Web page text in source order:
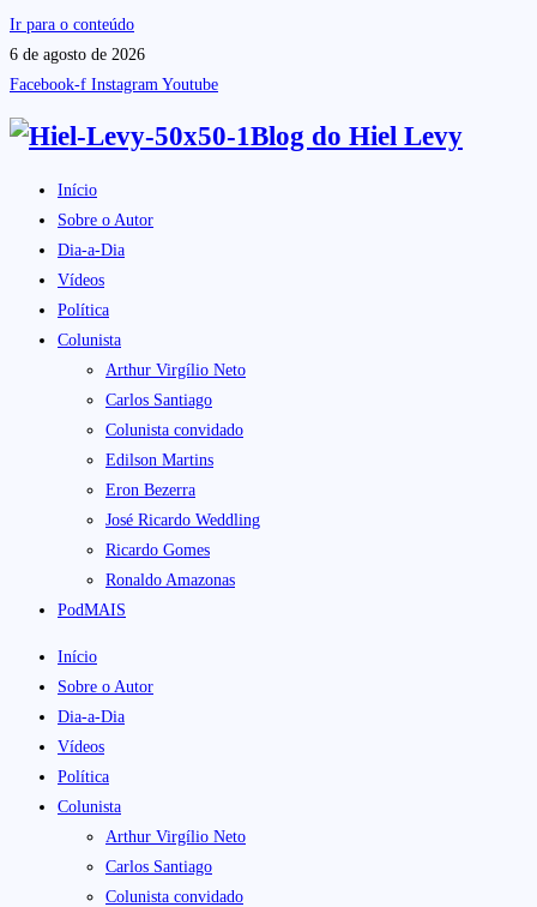
Ir para o conteúdo
6 de agosto de 2026
Facebook-f Instagram Youtube
Blog do Hiel Levy
Início
Sobre o Autor
Dia-a-Dia
Vídeos
Política
Colunista
Arthur Virgílio Neto
Carlos Santiago
Colunista convidado
Edilson Martins
Eron Bezerra
José Ricardo Weddling
Ricardo Gomes
Ronaldo Amazonas
PodMAIS
Início
Sobre o Autor
Dia-a-Dia
Vídeos
Política
Colunista
Arthur Virgílio Neto
Carlos Santiago
Colunista convidado